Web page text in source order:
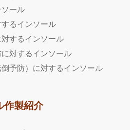
ール
るインソール
するインソール
対するインソール
予防）に対するインソール
作製紹介